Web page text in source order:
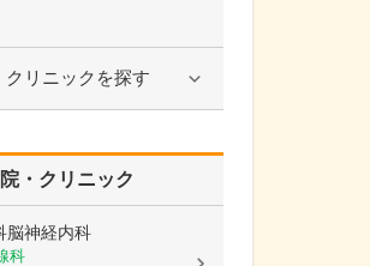
リニックを探す
・クリニック
脳神経内科
科